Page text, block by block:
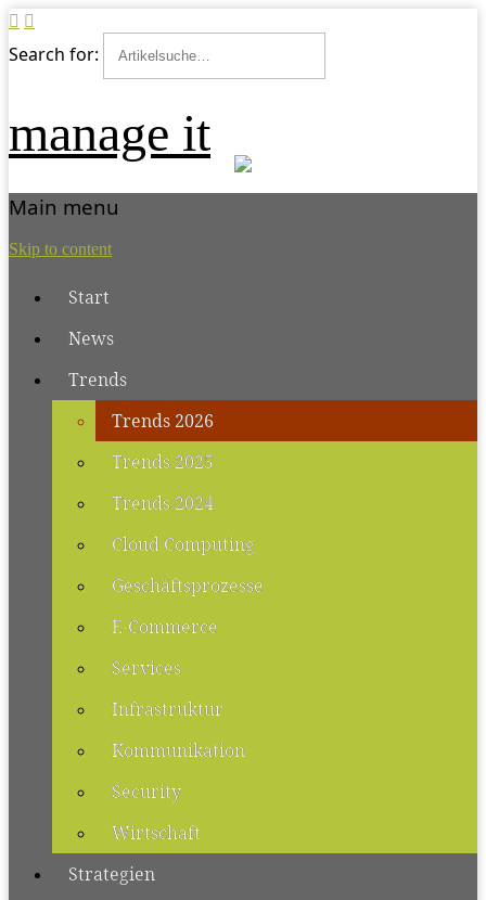
Search for:
manage it
Main menu
Skip to content
Start
News
Trends
Trends 2026
Trends 2025
Trends 2024
Cloud Computing
Geschäftsprozesse
E-Commerce
Services
Infrastruktur
Kommunikation
Security
Wirtschaft
Strategien